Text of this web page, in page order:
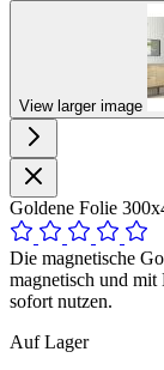
View larger image
Goldene Folie
Die magnetische
magnetisch und mit
sofort nutzen.
Auf Lager